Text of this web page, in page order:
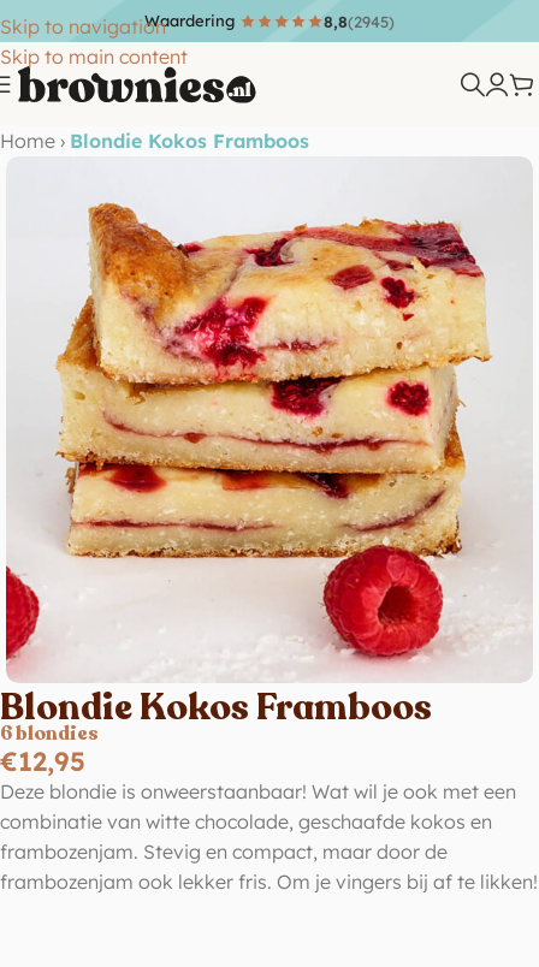
Skip to navigation
Skip to main content
Waardering 8,8(2945)
Home › Blondie Kokos Framboos
Blondie Kokos Framboos
6 blondies
€12,95
Deze blondie is onweerstaanbaar! Wat wil je ook met een
combinatie van witte chocolade, geschaafde kokos en
frambozenjam. Stevig en compact, maar door de
frambozenjam ook lekker fris. Om je vingers bij af te likken!